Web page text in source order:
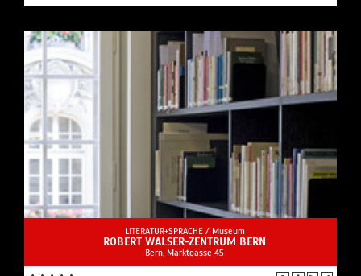
LITERATUR+SPRACHE / Museum
ROBERT WALSER-ZENTRUM BERN
Bern, Marktgasse 45